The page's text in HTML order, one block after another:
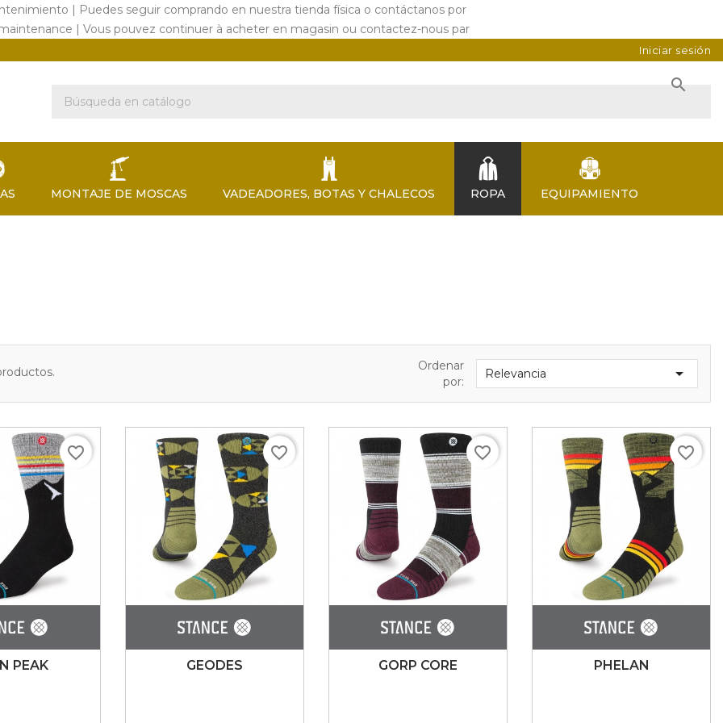
| Puedes seguir comprando en nuestra tienda física o contáctanos por
| Vous pouvez continuer à acheter en magasin ou contactez-nous par
Iniciar sesión

MONTAJE DE MOSCAS VADEADORES, BOTAS Y CHALECOS ROPA EQUIPAMIENTO
Ordenar
por:
Relevancia 
PEAK
favorite_border
GEODES
favorite_border
GORP CORE
favorite_border
PHELAN
favorite_border